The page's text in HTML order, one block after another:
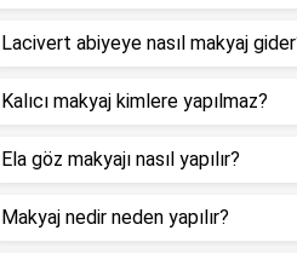
Lacivert abiyeye nasıl makyaj
Kalıcı makyaj kimlere yapılmaz?
Ela göz makyajı nasıl yapılır?
Makyaj nedir neden yapılır?